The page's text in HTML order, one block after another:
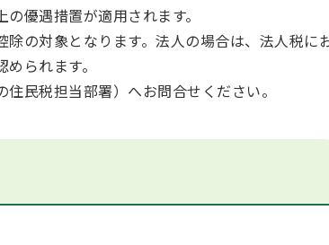
優遇措置が適用されます。
の対象となります。法人の場合は、法人税に
られます。
民税担当部署）へお問合せください。